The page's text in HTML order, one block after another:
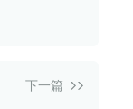
下一篇